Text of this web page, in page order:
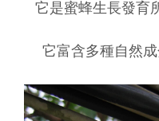
它是蜜蜂生長發育
它富含多種自然